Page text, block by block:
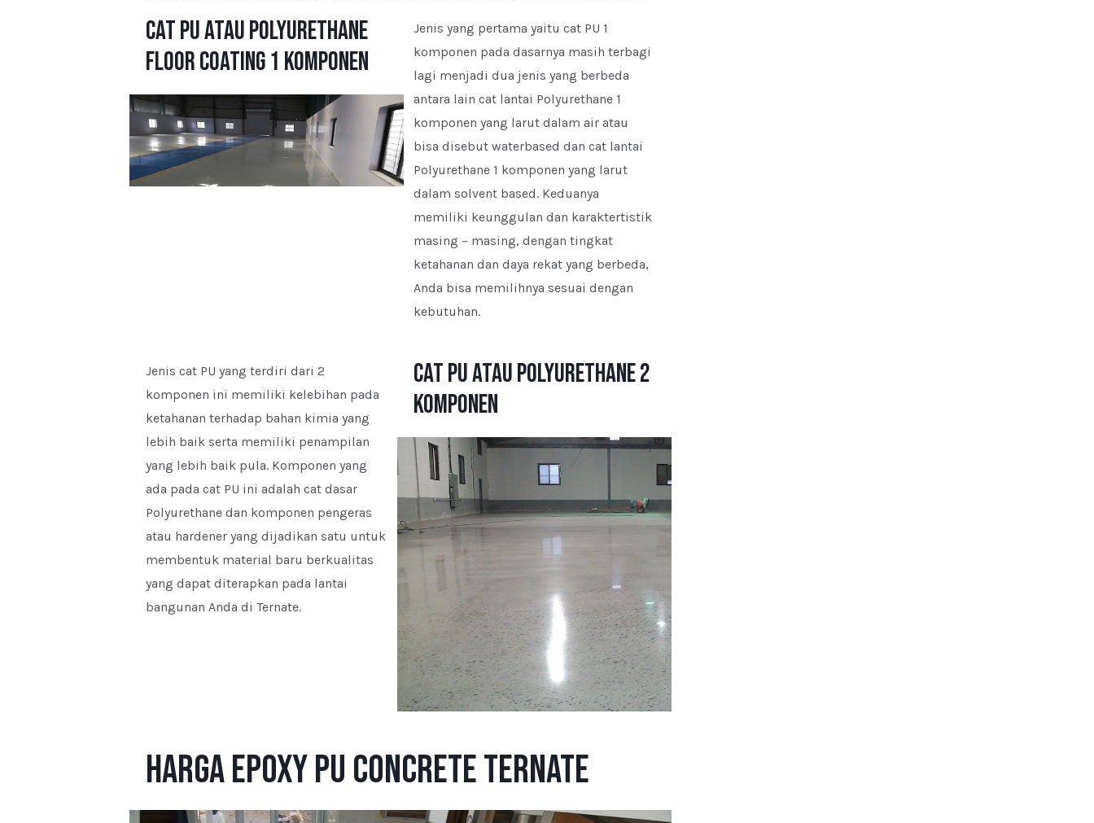
Cat PU atau Polyurethane
Floor Coating 1 Komponen
Jenis yang pertama yaitu cat PU 1
komponen pada dasarnya masih terbagi
lagi menjadi dua jenis yang berbeda
antara lain cat lantai Polyurethane 1
komponen yang larut dalam air atau
bisa disebut waterbased dan cat lantai
Polyurethane 1 komponen yang larut
dalam solvent based. Keduanya
memiliki keunggulan dan karaktertistik
masing – masing, dengan tingkat
ketahanan dan daya rekat yang berbeda,
Anda bisa memilihnya sesuai dengan
kebutuhan.
Jenis cat PU yang terdiri dari 2
komponen ini memiliki kelebihan pada
ketahanan terhadap bahan kimia yang
lebih baik serta memiliki penampilan
yang lebih baik pula. Komponen yang
ada pada cat PU ini adalah cat dasar
Polyurethane dan komponen pengeras
atau hardener yang dijadikan satu untuk
membentuk material baru berkualitas
yang dapat diterapkan pada lantai
bangunan Anda di Ternate.
Cat PU atau Polyurethane 2
Komponen
Harga Epoxy PU Concrete Ternate